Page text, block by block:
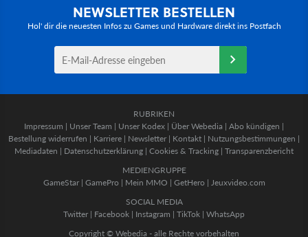
NEWSLETTER BESTELLEN
Hol' dir die neuesten Infos zu Games und Hardware direkt ins Postfach
RUBRIKEN
Impressum | Unser Team | Unser Kodex | Über Webedia | Abo kündigen |
Bestellung widerrufen | Karriere | Newsletter | Kontakt | Nutzungsbestimmungen |
Mediadaten | Datenschutzerklärung | Cookies & Tracking | Transparenzbericht
MEDIENGRUPPE
GameStar| GamePro | Mein MMO | GetHero | Jeuxvideo.com
SOCIAL MEDIA
Twitter | Facebook | Instagram | TikTok | WhatsApp
Copyright © Webedia - alle Rechte vorbehalten